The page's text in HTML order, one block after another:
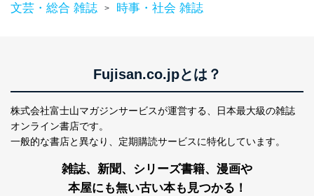
株式会社富士山マガジンサービス 個人情報問い合わせ
TEL：0570-200-223
FAX：03-5459-7073
e-mail：cs@fujisan.co.jp
改訂：2025年2月20日
制定：2005年4月1日
株式会社富士山マガジンサービス
文芸・総合 雑誌 > 時事・社会 雑誌
Fujisan.co.jpとは？
株式会社富士山マガジンサービスが運営する、
日本最大級の雑誌
オンライン書店です。
一般的な書店と異なり、 定期購読サービスに特化しています。
雑誌、新聞、シリーズ書籍、漫画や
本屋にも無い古い本も見つかる！